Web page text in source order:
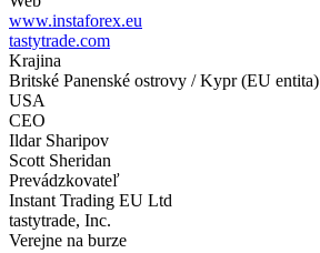
www.instaforex.eu
tastytrade.com
Krajina
Britské Panenské ostrovy / Kypr (EU entita)
USA
CEO
Ildar Sharipov
Scott Sheridan
Prevádzkovateľ
Instant Trading EU Ltd
tastytrade, Inc.
Verejne na burze